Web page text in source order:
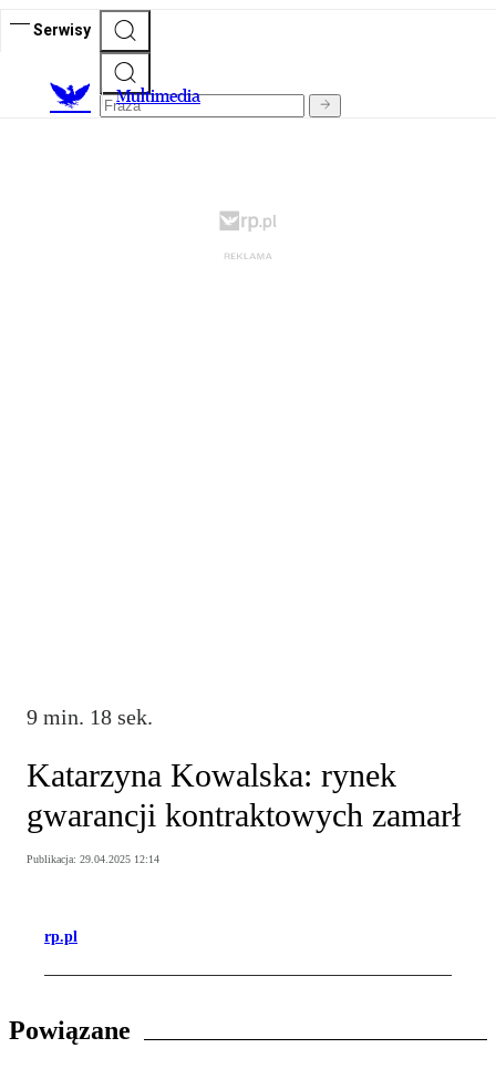
Serwisy
Multimedia
9 min. 18 sek.
Katarzyna Kowalska: rynek
gwarancji kontraktowych zamarł
Publikacja: 29.04.2025 12:14
rp.pl
Powiązane